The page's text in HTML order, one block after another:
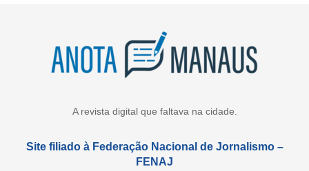
A revista digital que faltava na cidade.
Site filiado à Federação Nacional de Jornalismo –
FENAJ